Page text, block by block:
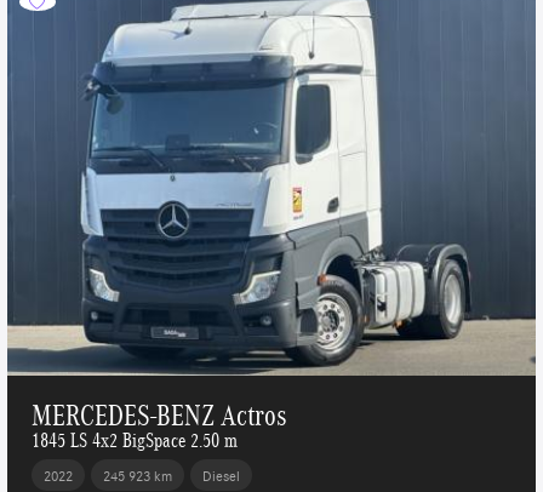
MERCEDES-BENZ Actros
1845 LS 4x2 BigSpace 2.50 m
2022 245 923 km Diesel